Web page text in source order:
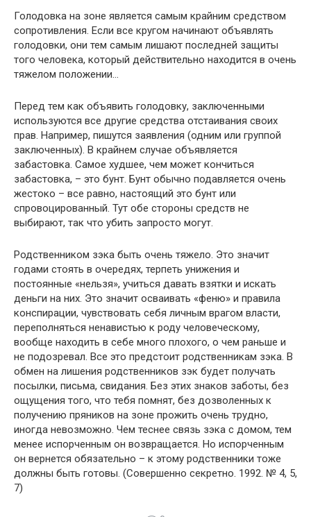
Голодовка на зоне является самым крайним средством
сопротивления. Если все кругом начинают объявлять
голодовки, они тем самым лишают последней защиты
того человека, который действительно находится в очень
тяжелом положении…
Перед тем как объявить голодовку, заключенными
используются все другие средства отстаивания своих
прав. Например, пишутся заявления (одним или группой
заключенных). В крайнем случае объявляется
забастовка. Самое худшее, чем может кончиться
забастовка, – это бунт. Бунт обычно подавляется очень
жестоко – все равно, настоящий это бунт или
спровоцированный. Тут обе стороны средств не
выбирают, так что убить запросто могут.
Родственником зэка быть очень тяжело. Это значит
годами стоять в очередях, терпеть унижения и
постоянные «нельзя», учиться давать взятки и искать
деньги на них. Это значит осваивать «феню» и правила
конспирации, чувствовать себя личным врагом власти,
переполняться ненавистью к роду человеческому,
вообще находить в себе много плохого, о чем раньше и
не подозревал. Все это предстоит родственникам зэка. В
обмен на лишения родственников зэк будет получать
посылки, письма, свидания. Без этих знаков заботы, без
ощущения того, что тебя помнят, без дозволенных к
получению пряников на зоне прожить очень трудно,
иногда невозможно. Чем теснее связь зэка с домом, тем
менее испорченным он возвращается. Но испорченным
он вернется обязательно – к этому родственники тоже
должны быть готовы. (Совершенно секретно. 1992. № 4, 5,
7)